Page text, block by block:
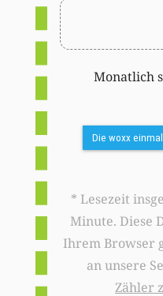
Monatlich
Die woxx
* Lesezeit
Minute. Diese
Ihrem Browser
an unsere
Zähler